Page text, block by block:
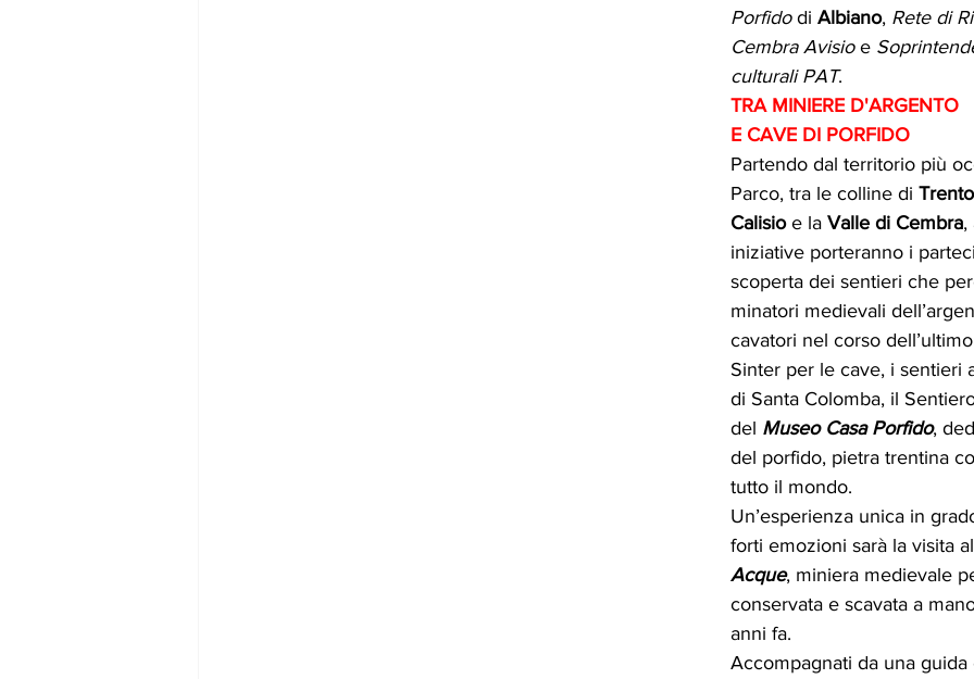
Porfido di Albiano, Rete di
Cembra Avisio e
culturali PAT.
TRA MINIERE D'ARGENTO
E CAVE DI PORFIDO
Partendo dal territorio più
Parco, tra le colline di Trento
Calisio e la Valle di Cembra,
iniziative porteranno i
scoperta dei sentieri che
minatori medievali
cavatori nel corso
Sinter per le cave, i sentieri
di Santa Colomba, il
del Museo Casa Porfido,
del porfido, pietra trentina
tutto il mondo.
Un’esperienza unica in
forti emozioni sarà la visita
Acque, miniera medievale
conservata e scavata a
anni fa.
Accompagnati da una